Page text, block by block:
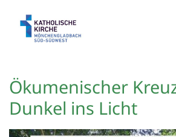
Ökumenischer
Dunkel ins Licht